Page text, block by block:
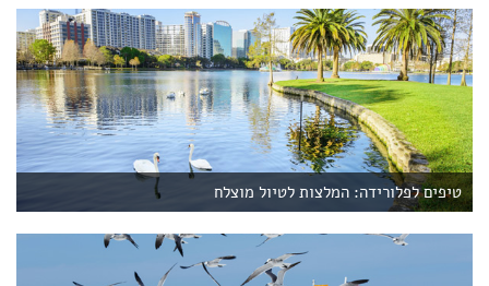
טיפים לפלורידה: המלצות לטיול מוצלח